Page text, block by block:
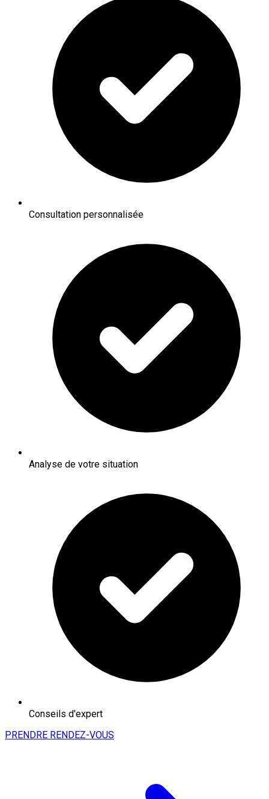
Consultation personnalisée
Analyse de votre situation
Conseils d'expert
PRENDRE RENDEZ-VOUS